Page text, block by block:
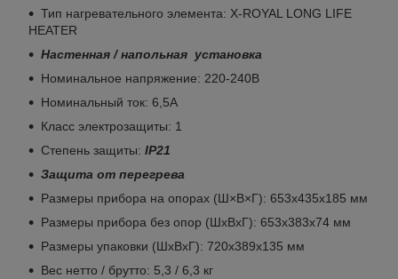
Тип нагревательного элемента: X-ROYAL LONG LIFE
HEATER
Настенная / напольная установка
Номинальное напряжение: 220-240В
Номинальный ток: 6,5А
Класс электрозащиты: 1
Степень защиты: IP21
Защита от перегрева
Размеры прибора на опорах (Ш×В×Г): 653х435х185 мм
Размеры прибора без опор (ШхВхГ): 653х383х74 мм
Размеры упаковки (ШхВхГ): 720х389х135 мм
Вес нетто / брутто: 5,3 / 6,3 кг